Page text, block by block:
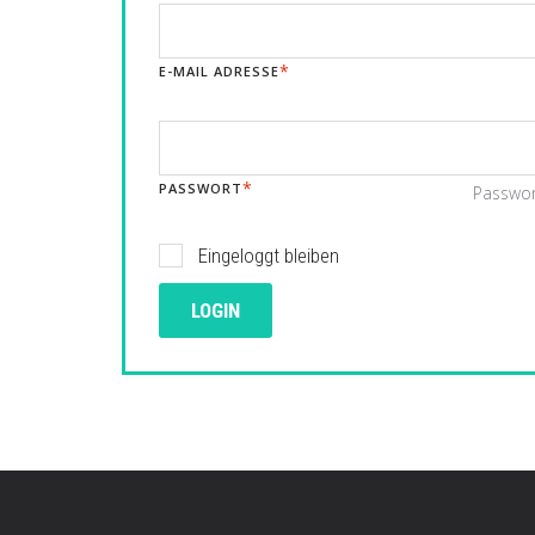
E-MAIL ADRESSE
PASSWORT
Eingeloggt bleiben
LOGIN